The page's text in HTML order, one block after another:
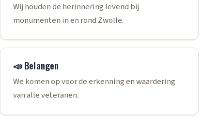
Wij houden de herinnering levend bij
monumenten in en rond Zwolle.
📣 Belangen
We komen op voor de erkenning en waardering
van alle veteranen.